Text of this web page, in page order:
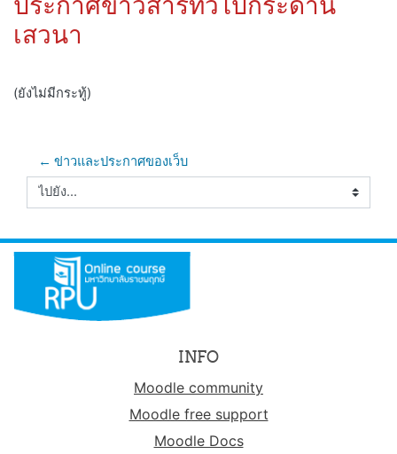
เสวนา
(ยังไม่มีกระทู้)
← ข่าวและประกาศของเว็บ
ไปยัง...
INFO
Moodle community
Moodle free support
Moodle Docs